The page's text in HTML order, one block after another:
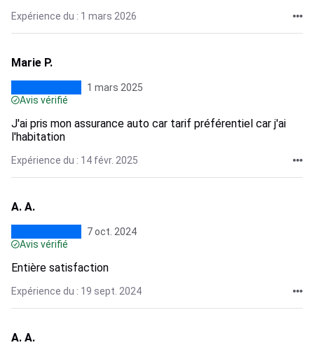
Expérience du : 1 mars 2026
Marie P.
1 mars 2025
Avis vérifié
J'ai pris mon assurance auto car tarif préférentiel car j'ai
l'habitation
Expérience du : 14 févr. 2025
A. A.
7 oct. 2024
Avis vérifié
Entière satisfaction
Expérience du : 19 sept. 2024
A. A.